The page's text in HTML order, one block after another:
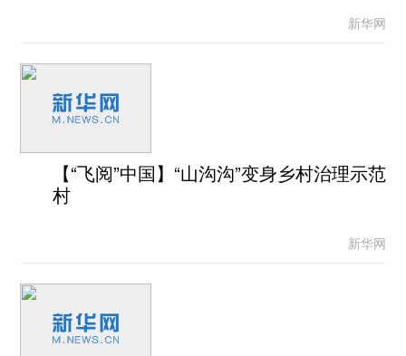
新华网
【“飞阅”中国】“山沟沟”变身乡村治理示范
村
新华网